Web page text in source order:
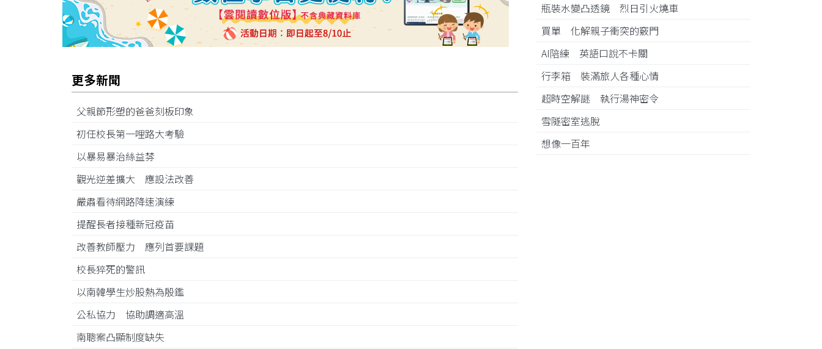
更多新聞
父親節形塑的爸爸刻板印象
初任校長第一哩路大考驗
以暴易暴治絲益棼
觀光逆差擴大 應設法改善
嚴肅看待網路降速演練
提醒長者接種新冠疫苗
改善教師壓力 應列首要課題
校長猝死的警訊
以南韓學生炒股熱為殷鑑
公私協力 協助調適高溫
南聰案凸顯制度缺失
瓶裝水變凸透鏡 烈日引火燒車
買單 化解親子衝突的竅門
AI陪練 英語口說不卡關
行李箱 裝滿旅人各種心情
超時空解謎 執行湯神密令
雪隧密室逃脫
想像一百年